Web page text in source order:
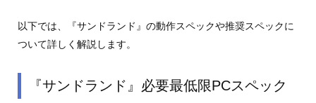
以下では、『サンドランド』の動作スペックや推奨スペックに
ついて詳しく解説します。
『サンドランド』必要最低限PCスペック